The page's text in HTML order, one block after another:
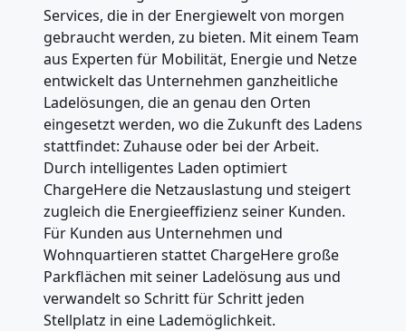
Services, die in der Energiewelt von morgen
gebraucht werden, zu bieten. Mit einem Team
aus Experten für Mobilität, Energie und Netze
entwickelt das Unternehmen ganzheitliche
Ladelösungen, die an genau den Orten
eingesetzt werden, wo die Zukunft des Ladens
stattfindet: Zuhause oder bei der Arbeit.
Durch intelligentes Laden optimiert
ChargeHere die Netzauslastung und steigert
zugleich die Energieeffizienz seiner Kunden.
Für Kunden aus Unternehmen und
Wohnquartieren stattet ChargeHere große
Parkflächen mit seiner Ladelösung aus und
verwandelt so Schritt für Schritt jeden
Stellplatz in eine Lademöglichkeit.